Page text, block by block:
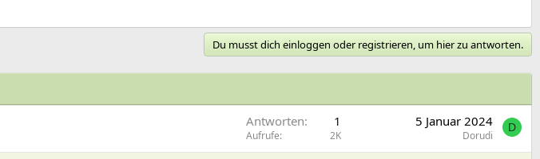
Du musst dich einloggen oder registrieren, um hier zu antworten.
Antworten 1
Aufrufe 2K
5 Januar 2024
Dorudi
D